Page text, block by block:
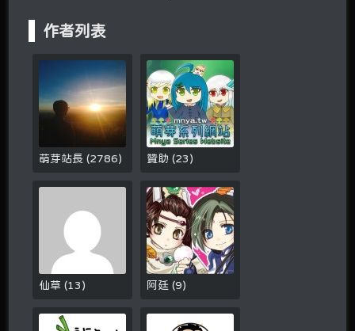
作者列表
萌芽站長(2786) 贊助(23 )
仙草(13 ) 阿廷(9)